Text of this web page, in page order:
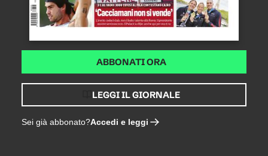
ABBONATI ORA
LEGGI IL GIORNALE
Sei già abbonato?Accedi e leggi